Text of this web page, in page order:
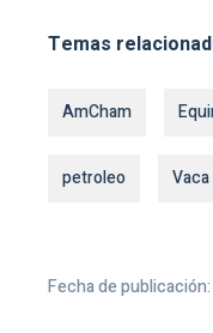
Temas
AmCham
petroleo
Fecha de